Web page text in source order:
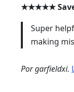
★★★★★
Super
making
Por garfieldxi.